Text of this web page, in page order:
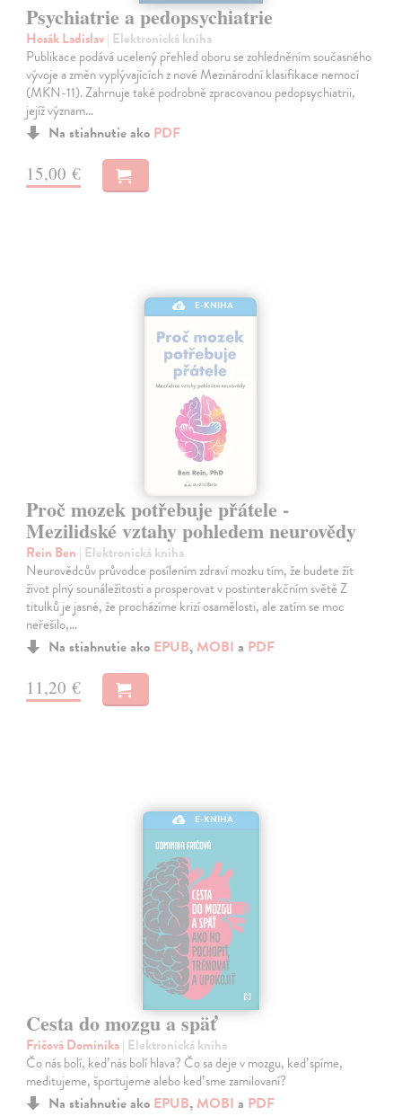
Psychiatrie a pedopsychiatrie
Hosák Ladislav| Elektronická kniha
Publikace podává ucelený přehled oboru se zohledněním současného
vývoje a změn vyplývajících z nové Mezinárodní klasifikace nemocí
(MKN-11). Zahrnuje také podrobně zpracovanou pedopsychiatrii,
jejíž význam…
Na stiahnutie ako PDF
15,00 €
E-KNIHA
Proč mozek potřebuje přátele -
Mezilidské vztahy pohledem neurovědy
Rein Ben | Elektronická kniha
Neurovědcův průvodce posílením zdraví mozku tím, že budete žít
život plný sounáležitosti a prosperovat v postinterakčním světě Z
titulků je jasné, že procházíme krizí osamělosti, ale zatím se moc
neřešilo,…
Na stiahnutie ako EPUB, MOBI a PDF
11,20 €
E-KNIHA
Cesta do mozgu a späť
Fričová Dominika| Elektronická kniha
Čo nás bolí, keď nás bolí hlava? Čo sa deje v mozgu, keď spíme,
meditujeme, športujeme alebo keď sme zamilovaní?
Na stiahnutie ako EPUB, MOBI a PDF